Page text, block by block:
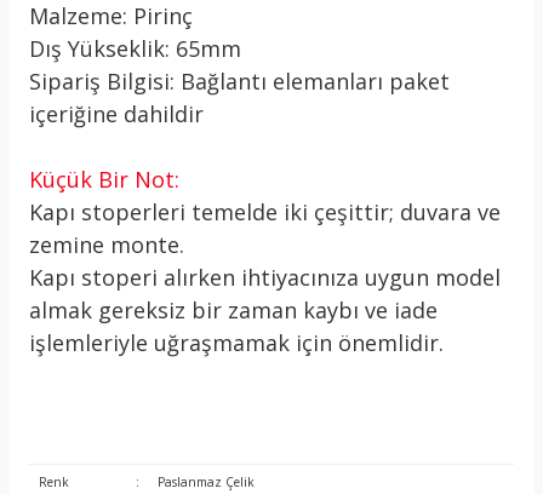
Malzeme: Pirinç
Dış Yükseklik: 65mm
Sipariş Bilgisi: Bağlantı elemanları paket
içeriğine dahildir
Küçük Bir Not:
Kapı stoperleri temelde iki çeşittir; duvara ve
zemine monte.
Kapı stoperi alırken ihtiyacınıza uygun model
almak gereksiz bir zaman kaybı ve iade
işlemleriyle uğraşmamak için önemlidir.
Renk : Paslanmaz Çelik